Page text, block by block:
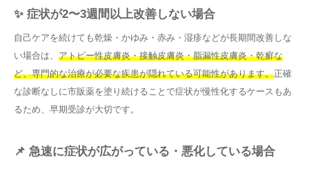
✨ 症状が2〜3週間以上改善しない場合
自己ケアを続けても乾燥・かゆみ・赤み・湿疹などが長期間改善しな
い場合は、 アトピー性皮膚炎・接触皮膚炎・脂漏性皮膚炎・乾癬な
ど、専門的な治療が必要な疾患が隠れている可能性があります。正確
な診断なしに市販薬を塗り続けることで症状が慢性化するケースもあ
るため、早期受診が大切です。
📌 急速に症状が広がっている・悪化している場合